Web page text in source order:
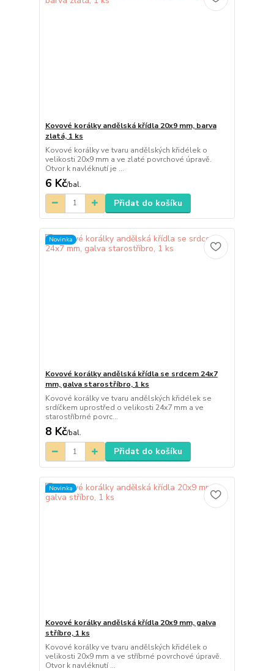
Kovové korálky andělská křídla 20x9 mm, barva
zlatá, 1 ks
Kovové korálky ve tvaru andělských křidélek o
velikosti 20x9 mm a ve zlaté povrchové úpravě.
Otvor k navléknutí je ...
6 Kč/bal.
Přidat do košíku
Novinka
Kovové korálky andělská křídla se srdcem 24x7
mm, galva starostříbro, 1 ks
Kovové korálky ve tvaru andělských křidélek se
srdíčkem uprostřed o velikosti 24x7 mm a ve
starostříbrné povrc...
8 Kč/bal.
Přidat do košíku
Novinka
Kovové korálky andělská křídla 20x9 mm, galva
stříbro, 1 ks
Kovové korálky ve tvaru andělských křidélek o
velikosti 20x9 mm a ve stříbrné povrchové úpravě.
Otvor k navléknutí ...